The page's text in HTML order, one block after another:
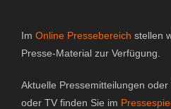
Im Online Pressebereich stellen
Presse-Material zur Verfügung.
Aktuelle Pressemitteilungen
oder TV finden Sie im